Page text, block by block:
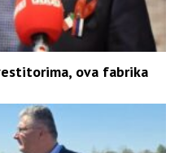
ova fabrika